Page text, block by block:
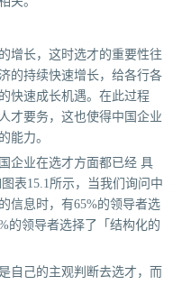
增长，这时选才的重要性往
的持续快速增长，给各行各
快速成长机遇。在此过程
才要务，这也使得中国企业
能力。
企业在选才方面都已经 具
表15.1所示，当我们询问中
信息时，有65%的领导者选
的领导者选择了「结构化的
自己的主观判断去选才，而